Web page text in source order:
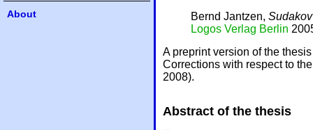
About
Bernd Jantzen,
Logos Verlag Berlin
A preprint version of the
Corrections with respect to
2008).
Abstract of the thesis